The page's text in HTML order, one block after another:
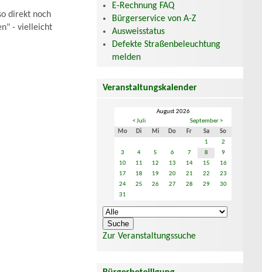
direkt noch
- vielleicht
E-Rechnung FAQ
Bürgerservice von A-Z
Ausweisstatus
Defekte Straßenbeleuchtung
melden
Veranstaltungskalender
August 2026
< Juli
September >
Mo
Di Mi Do Fr Sa
So
1
2
3
4 5 6 7 8
9
10
11 12 13 14 15
16
17
18 19 20 21 22
23
24
25 26 27 28 29
30
31
Zur Veranstaltungssuche